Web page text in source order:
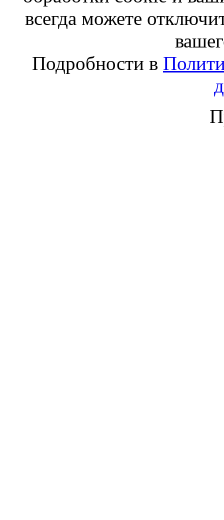
всегда можете
Подробности в